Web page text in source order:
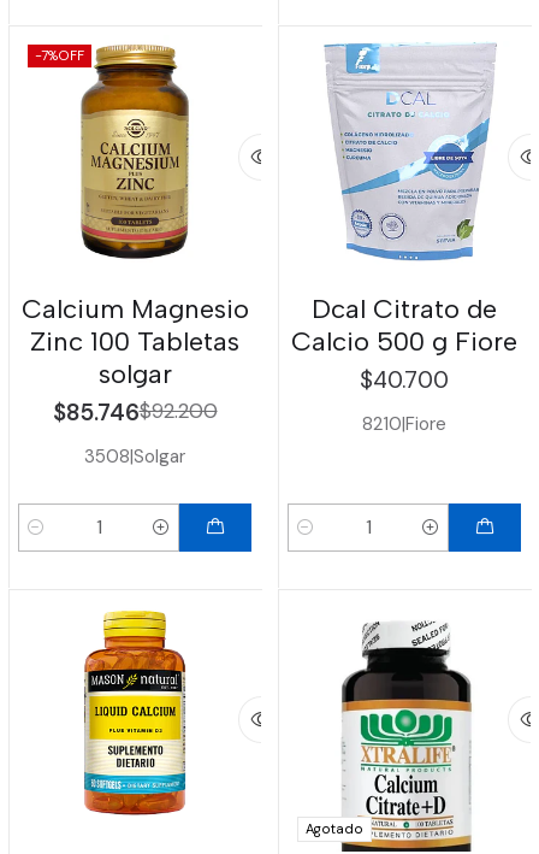
-7%OFF
Calcium Magnesio
Zinc 100 Tabletas
solgar
$85.746$92.200
3508|Solgar
Cantidad
Dcal Citrato de
Calcio 500 g Fiore
$40.700
8210|Fiore
Cantidad
Agotado